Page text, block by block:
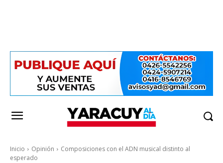
Inicio Opinión
Composiciones con el ADN musical distinto al
esperado